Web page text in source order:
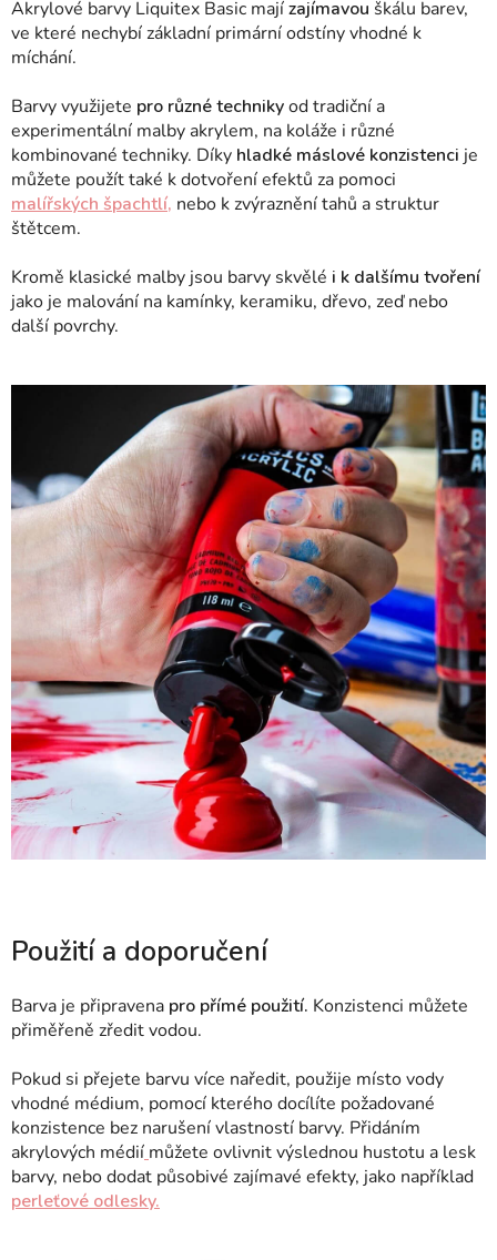
Akrylové barvy Liquitex Basic majízajímavou škálu barev,
ve které nechybí základní primární odstíny vhodné k
míchání.
Barvy využijete pro různé technikyod tradiční a
experimentální malby akrylem, na koláže i různé
kombinované techniky. Díky hladké máslové konzistenci je
můžete použít také k dotvoření efektů za pomoci
malířských špachtlí, nebo k zvýraznění tahů a struktur
štětcem.
Kromě klasické malby jsou barvy skvělé i k dalšímu tvoření
jako je malování na kamínky, keramiku, dřevo, zeď nebo
další povrchy.
Použití a doporučení
Barva je připravena pro přímé použití. Konzistenci můžete
přiměřeně zředit vodou.
Pokud si přejete barvu více naředit, použije místo vody
vhodné médium, pomocí kterého docílíte požadované
konzistence bez narušení vlastností barvy. Přidáním
akrylových médií můžete ovlivnit výslednou hustotu a lesk
barvy, nebo dodat působivé zajímavé efekty, jako například
perleťové odlesky.